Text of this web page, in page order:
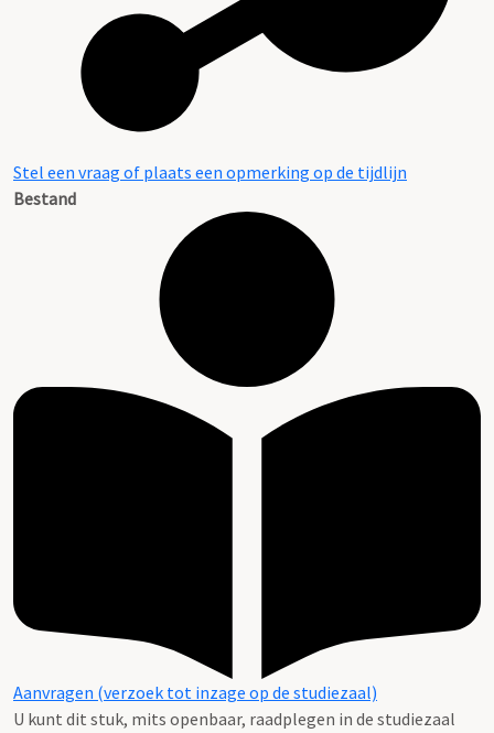
Stel een vraag of plaats een opmerking op de tijdlijn
Bestand
Aanvragen (verzoek tot inzage op de studiezaal)
U kunt dit stuk, mits openbaar, raadplegen in de studiezaal